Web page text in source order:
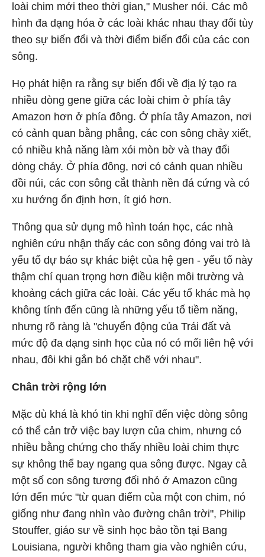
loài chim mới theo thời gian," Musher nói. Các mô
hình đa dạng hóa ở các loài khác nhau thay đổi tùy
theo sự biến đổi và thời điểm biến đổi của các con
sông.
Họ phát hiện ra rằng sự biến đổi về địa lý tạo ra
nhiều dòng gene giữa các loài chim ở phía tây
Amazon hơn ở phía đông. Ở phía tây Amazon, nơi
có cảnh quan bằng phẳng, các con sông chảy xiết,
có nhiều khả năng làm xói mòn bờ và thay đổi
dòng chảy. Ở phía đông, nơi có cảnh quan nhiều
đồi núi, các con sông cắt thành nền đá cứng và có
xu hướng ổn định hơn, ít gió hơn.
Thông qua sử dụng mô hình toán học, các nhà
nghiên cứu nhận thấy các con sông đóng vai trò là
yếu tố dự báo sự khác biệt của hệ gen - yếu tố này
thậm chí quan trọng hơn điều kiện môi trường và
khoảng cách giữa các loài. Các yếu tố khác mà họ
không tính đến cũng là những yếu tố tiềm năng,
nhưng rõ ràng là "chuyển động của Trái đất và
mức độ đa dạng sinh học của nó có mối liên hệ với
nhau, đôi khi gắn bó chặt chẽ với nhau".
Chân trời rộng lớn
Mặc dù khá là khó tin khi nghĩ đến việc dòng sông
có thể cản trở việc bay lượn của chim, nhưng có
nhiều bằng chứng cho thấy nhiều loài chim thực
sự không thể bay ngang qua sông được. Ngay cả
một số con sông tương đối nhỏ ở Amazon cũng
lớn đến mức "từ quan điểm của một con chim, nó
giống như đang nhìn vào đường chân trời", Philip
Stouffer, giáo sư về sinh học bảo tồn tại Bang
Louisiana, người không tham gia vào nghiên cứu,